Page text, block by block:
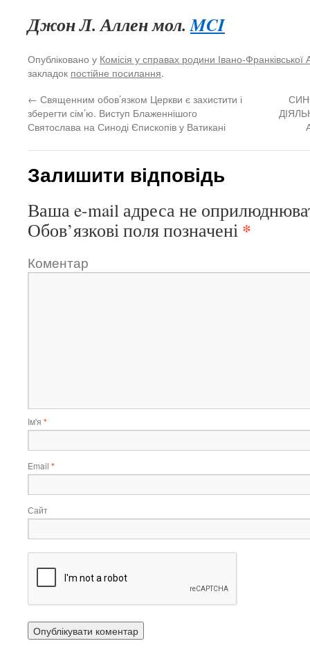
Джон Л. Аллен мол.MCI
Опубліковано у Комісія у справах родини Івано-Франківської
закладок постійне посилання.
← Священним обов’язком Церкви є захистити і
зберегти сім’ю. Виступ Блаженнішого
Святослава на Синоді Єпископів у Ватикані
Залишити відповідь
Ваша e-mail адреса не
Обов’язкові поля позначені *
Коментар
Ім'я *
Email *
Сайт